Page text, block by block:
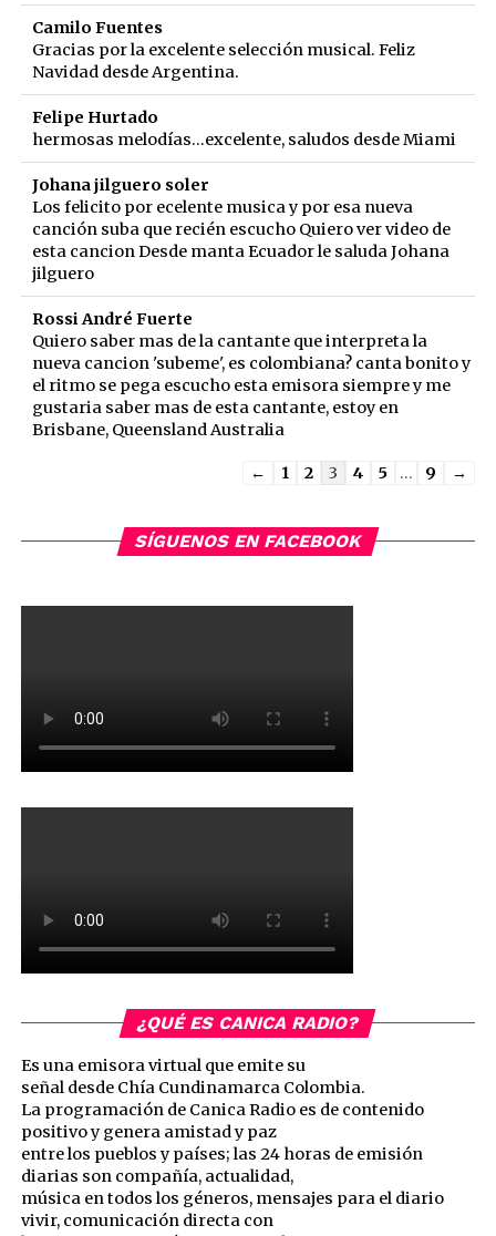
Camilo Fuentes
Gracias por la excelente selección musical. Feliz
Navidad desde Argentina.
Felipe Hurtado
hermosas melodías...excelente, saludos desde Miami
Johana jilguero soler
Los felicito por ecelente musica y por esa nueva
canción suba que recién escucho Quiero ver video de
esta cancion Desde manta Ecuador le saluda Johana
jilguero
Rossi André Fuerte
Quiero saber mas de la cantante que interpreta la
nueva cancion 'subeme', es colombiana? canta bonito y
el ritmo se pega escucho esta emisora siempre y me
gustaria saber mas de esta cantante, estoy en
Brisbane, Queensland Australia
Guestbook
← 1 2 3 4 5 ... 9 →
SÍGUENOS EN FACEBOOK
¿QUÉ ES CANICA RADIO?
Es una emisora virtual que emite su
señal desde Chía Cundinamarca Colombia.
La programación de Canica Radio es de contenido
positivo y genera amistad y paz
entre los pueblos y países; las 24 horas de emisión
diarias son compañía, actualidad,
música en todos los géneros, mensajes para el diario
vivir, comunicación directa con